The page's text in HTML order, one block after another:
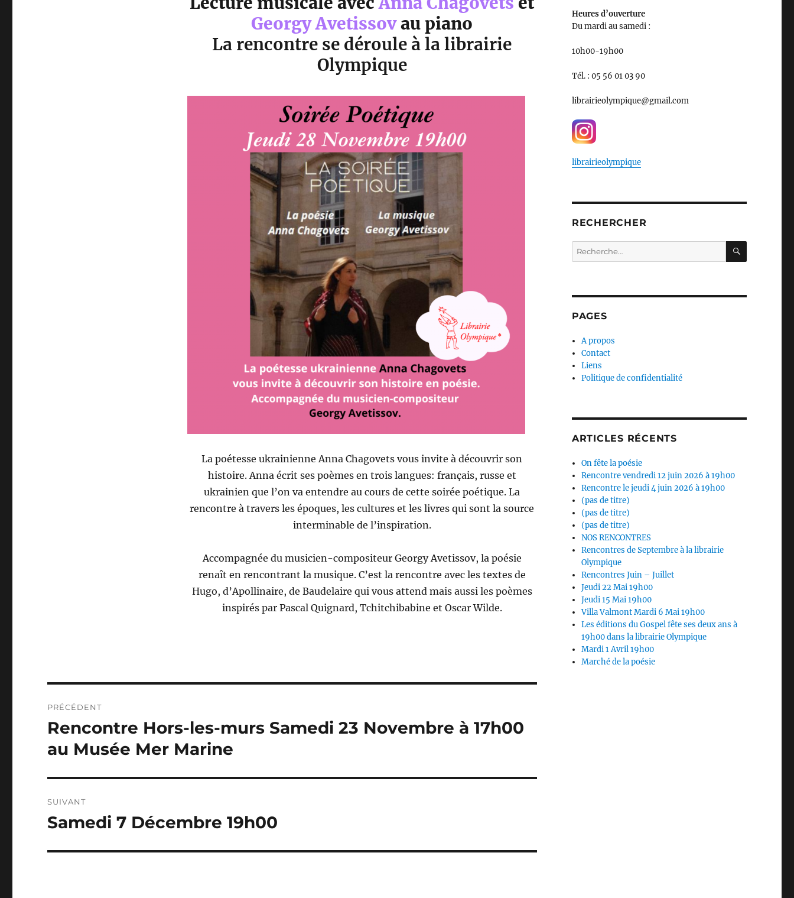
Georgy Avetissovau piano
La rencontre se déroule à la librairie
Olympique
La poétesse ukrainienne Anna Chagovets vous invite à découvrir son
histoire. Anna écrit ses poèmes en trois langues: français, russe et
ukrainien que l’on va entendre au cours de cette soirée poétique. La
rencontre à travers les époques, les cultures et les livres qui sont la source
interminable de l’inspiration.
Accompagnée du musicien-compositeur Georgy Avetissov, la poésie
renaît en rencontrant la musique. C’est la rencontre avec les textes de
Hugo, d’Apollinaire, de Baudelaire qui vous attend mais aussi les poèmes
inspirés par Pascal Quignard, Tchitchibabine et Oscar Wilde.
de
l’article
PRÉCÉDENT
Publication
précédente :
Rencontre Hors-les-murs Samedi 23 Novembre à 17h00
au Musée Mer Marine
SUIVANT
Publication
Samedi 7 Décembre 19h00
Heures d’ouverture
Du mardi au samedi :
10h00-19h00
Tél. : 05 56 01 03 90
librairieolympique@gmail.com
librairieolympique
RECHERCHER
Recherche
pour :
PAGES
A propos
Contact
Liens
Politique de confidentialité
ARTICLES RÉCENTS
On fête la poésie
Rencontre vendredi 12 juin 2026 à 19h00
Rencontre le jeudi 4 juin 2026 à 19h00
(pas de titre)
(pas de titre)
(pas de titre)
NOS RENCONTRES
Rencontres de Septembre à la librairie
Olympique
Rencontres Juin – Juillet
Jeudi 22 Mai 19h00
Jeudi 15 Mai 19h00
Villa Valmont Mardi 6 Mai 19h00
Les éditions du Gospel fête ses deux ans à
19h00 dans la librairie Olympique
Mardi 1 Avril 19h00
Marché de la poésie